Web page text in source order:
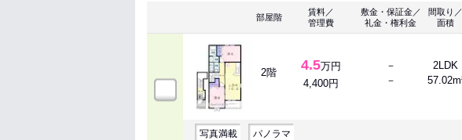
部屋階
賃料／
管理費
敷金・保証金／
礼金・権利金
間取り／
面積
2階 4.5万円
4,400円
－
－
2LDK
写真満載 パノラマ